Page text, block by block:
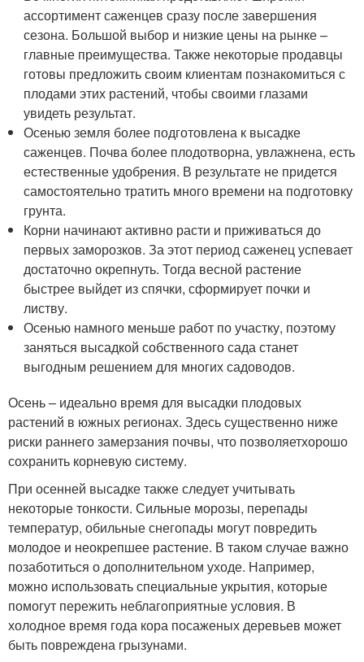
ассортимент саженцев сразу после завершения
сезона. Большой выбор и низкие цены на рынке –
главные преимущества. Также некоторые продавцы
готовы предложить своим клиентам познакомиться с
плодами этих растений, чтобы своими глазами
увидеть результат.
Осенью земля более подготовлена к высадке
саженцев. Почва более плодотворна, увлажнена, есть
естественные удобрения. В результате не придется
самостоятельно тратить много времени на подготовку
грунта.
Корни начинают активно расти и приживаться до
первых заморозков. За этот период саженец успевает
достаточно окрепнуть. Тогда весной растение
быстрее выйдет из спячки, сформирует почки и
листву.
Осенью намного меньше работ по участку, поэтому
заняться высадкой собственного сада станет
выгодным решением для многих садоводов.
Осень – идеально время для высадки плодовых
растений в южных регионах. Здесь существенно ниже
риски раннего замерзания почвы, что позволяетхорошо
сохранить корневую систему.
При осенней высадке также следует учитывать
некоторые тонкости. Сильные морозы, перепады
температур, обильные снегопады могут повредить
молодое и неокрепшее растение. В таком случае важно
позаботиться о дополнительном уходе. Например,
можно использовать специальные укрытия, которые
помогут пережить неблагоприятные условия. В
холодное время года кора посаженых деревьев может
быть повреждена грызунами.